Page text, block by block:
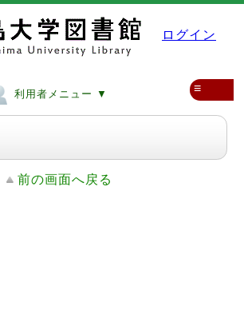
ログイン
利用者メニュー ▼ ≡
前の画面へ戻る